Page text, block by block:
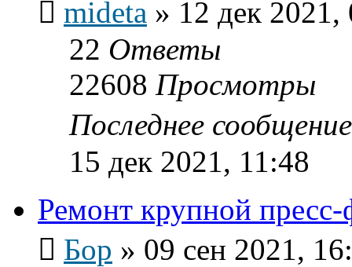
mideta » 12 дек 2021,
22 Ответы
22608 Просмотры
Последнее
15 дек 2021, 11:48
Ремонт крупной
Бор » 09 сен 2021,